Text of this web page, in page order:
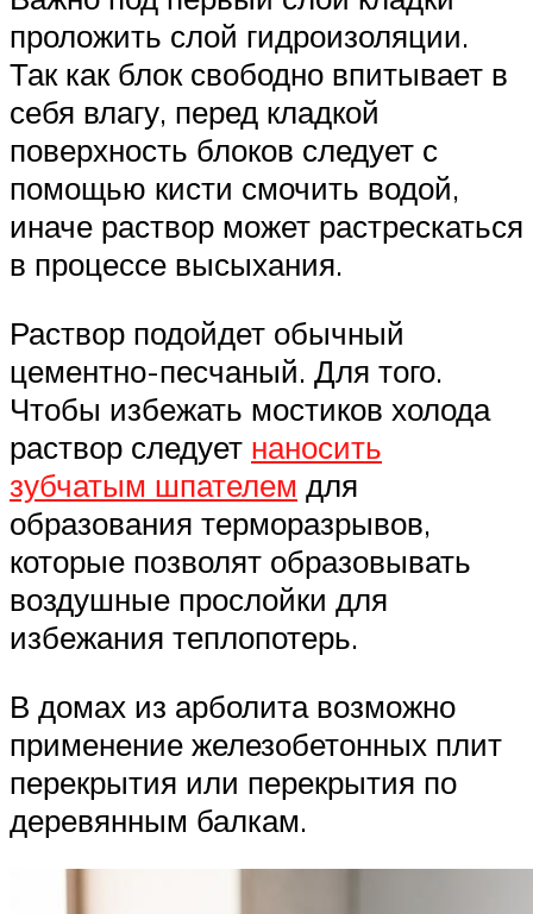
проложить слой гидроизоляции.
Так как блок свободно впитывает в
себя влагу, перед кладкой
поверхность блоков следует с
помощью кисти смочить водой,
иначе раствор может растрескаться
в процессе высыхания.
Раствор подойдет обычный
цементно-песчаный. Для того.
Чтобы избежать мостиков холода
раствор следует наносить
зубчатым шпателем для
образования терморазрывов,
которые позволят образовывать
воздушные прослойки для
избежания теплопотерь.
В домах из арболита возможно
применение железобетонных плит
перекрытия или перекрытия по
деревянным балкам.